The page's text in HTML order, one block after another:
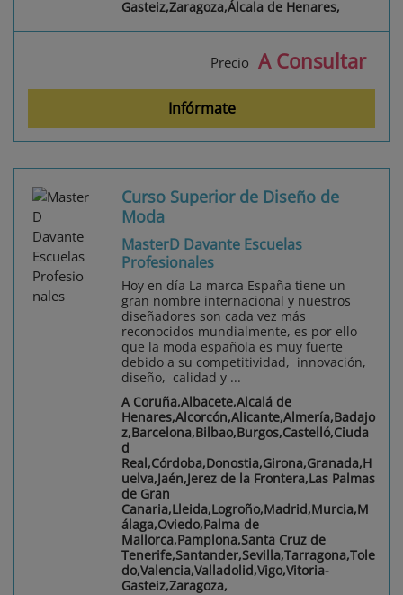
Gasteiz,Zaragoza,Álcala de Henares,
Precio A Consultar
Infórmate
Curso Superior de Diseño de
Moda
MasterD Davante Escuelas
Profesionales
Hoy en día La marca España tiene un
gran nombre internacional y nuestros
diseñadores son cada vez más
reconocidos mundialmente, es por ello
que la moda española es muy fuerte
debido a su competitividad, innovación,
diseño, calidad y ...
A Coruña,Albacete,Alcalá de
Henares,Alcorcón,Alicante,Almería,Badajo
z,Barcelona,Bilbao,Burgos,Castelló,Ciuda
d
Real,Córdoba,Donostia,Girona,Granada,H
uelva,Jaén,Jerez de la Frontera,Las Palmas
de Gran
Canaria,Lleida,Logroño,Madrid,Murcia,M
álaga,Oviedo,Palma de
Mallorca,Pamplona,Santa Cruz de
Tenerife,Santander,Sevilla,Tarragona,Tole
do,Valencia,Valladolid,Vigo,Vitoria-
Gasteiz,Zaragoza,